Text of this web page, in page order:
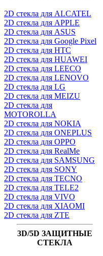
2D стекла для ALCATEL
2D стекла для APPLE
2D стекла для ASUS
2D стекла для Google Pixel
2D стекла для HTC
2D стекла для HUAWEI
2D стекла для LEECO
2D стекла для LENOVO
2D стекла для LG
2D стекла для MEIZU
2D стекла для
MOTOROLLA
2D стекла для NOKIA
2D стекла для ONEPLUS
2D стекла для OPPO
2D стекла для RealMe
2D стекла для SAMSUNG
2D стекла для SONY
2D стекла для TECNO
2D стекла для TELE2
2D стекла для VIVO
2D стекла для XIAOMI
2D стекла для ZTE
3D/5D ЗАЩИТНЫЕ
СТЕКЛА